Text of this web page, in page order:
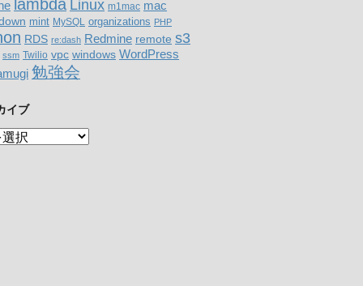
lambda Linux m1mac mac
mint MySQL organizations PHP
RDS re:dash Redmine remote s3
ssm Twilio vpc windows WordPress
勉強会
イブ